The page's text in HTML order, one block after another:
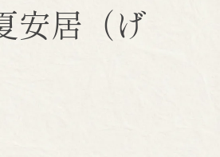
安居（げ